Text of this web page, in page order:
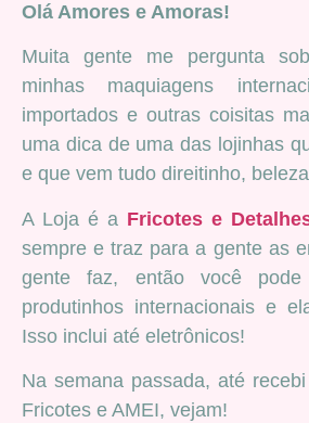
Olá Amores e Amoras!
Muita gente me pergunta
minhas maquiagens
importados e outras coisitas
uma dica de uma das lojinhas
e que vem tudo direitinho,
A Loja é a Fricotes e
sempre e traz para a gente as
gente faz, então você pode
produtinhos internacionais e
Isso inclui até eletrônicos!
Na semana passada, até
Fricotes e AMEI, vejam!